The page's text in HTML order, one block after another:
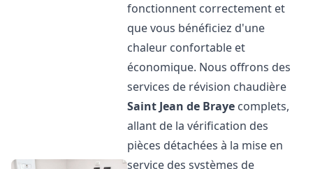
fonctionnent correctement et
que vous bénéficiez d'une
chaleur confortable et
économique. Nous offrons des
services de révision chaudière
Saint Jean de Braye complets,
allant de la vérification des
pièces détachées à la mise en
service des systèmes de